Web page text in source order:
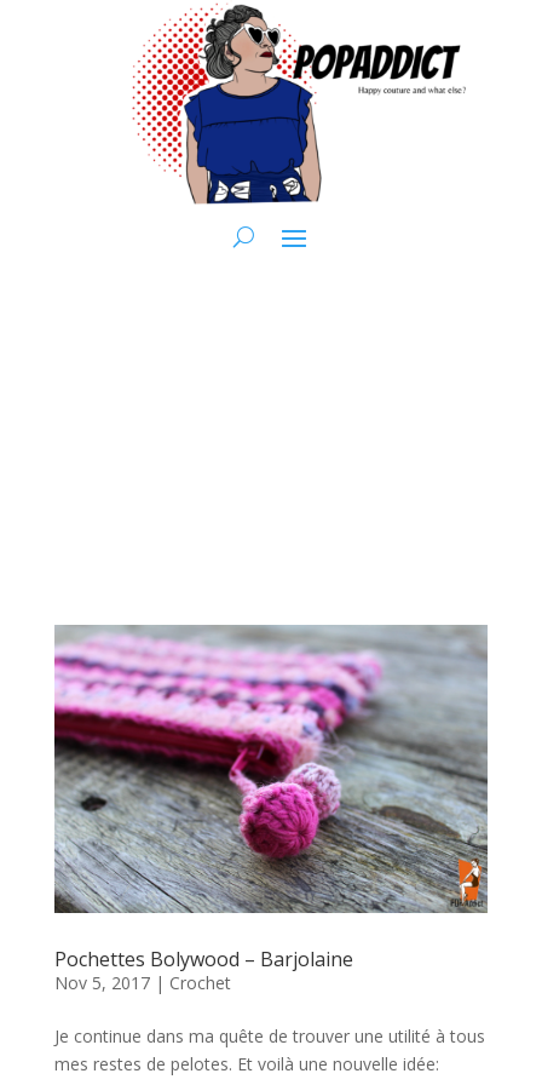
Pochettes Bolywood – Barjolaine
Nov 5, 2017| Crochet
Je continue dans ma quête de trouver une utilité à tous
mes restes de pelotes. Et voilà une nouvelle idée: